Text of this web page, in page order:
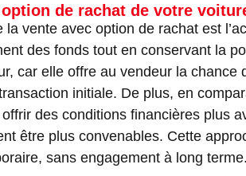
de rachat de votre
la vente avec option de rachat est
des fonds tout en conservant la
car elle offre au vendeur la
initiale. De plus, en
des conditions financières plus
être plus convenables. Cette
sans engagement à long terme.